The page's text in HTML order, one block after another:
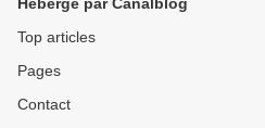
Top articles
Pages
Contact